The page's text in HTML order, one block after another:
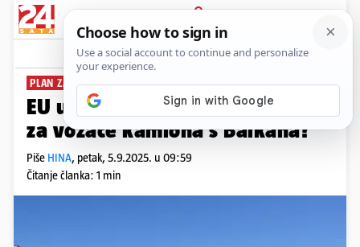
PRIJAVA
News Komentari
PLAN ZA LISTOPAD
EU ukida sadašnja ograničenja
za vozače kamiona s Balkana?
Piše HINA, petak, 5.9.2025. u 09:59
Čitanje članka: 1 min